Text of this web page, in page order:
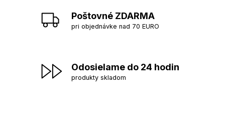
Poštovné ZDARMA
pri objednávke nad 70 EURO
Odosielame do 24 hodin
produkty skladom